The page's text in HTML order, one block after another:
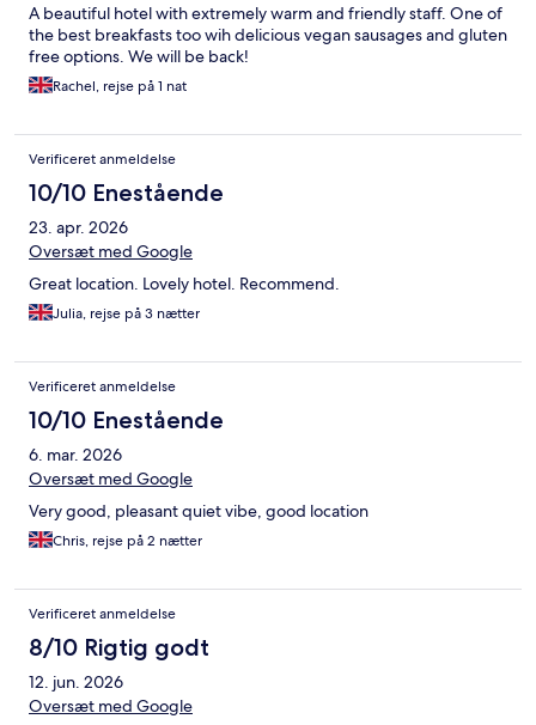
A beautiful hotel with extremely warm and friendly staff. One of
the best breakfasts too wih delicious vegan sausages and gluten
free options. We will be back!
Rachel, rejse på 1 nat
Verificeret anmeldelse
10/10 Enestående
23. apr. 2026
Oversæt med Google
Great location. Lovely hotel. Recommend.
Julia, rejse på 3 nætter
Verificeret anmeldelse
10/10 Enestående
6. mar. 2026
Oversæt med Google
Very good, pleasant quiet vibe, good location
Chris, rejse på 2 nætter
Verificeret anmeldelse
8/10 Rigtig godt
12. jun. 2026
Oversæt med Google